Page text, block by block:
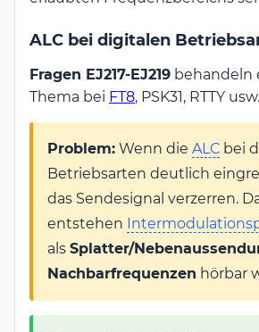
ALC bei digitalen
Fragen EJ217-EJ219 behandeln
Thema bei FT8, PSK31, RTTY
Problem: Wenn die ALC bei
Betriebsarten deutlich
das Sendesignal verzerren.
entstehen
als Splatter/
Nachbarfrequenzen hörbar